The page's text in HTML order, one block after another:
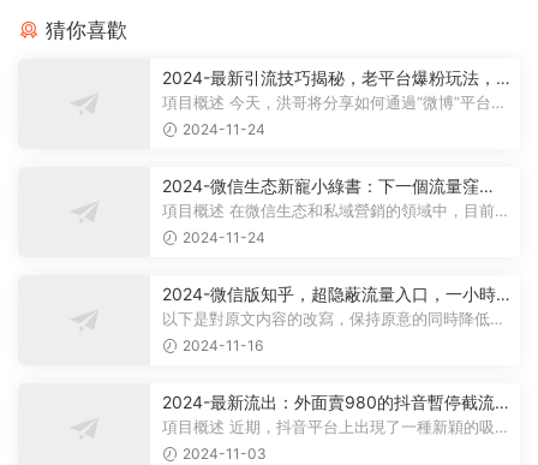
猜你喜歡
2024-最新引流技巧揭秘，老平台爆粉玩法，
單人單号日引300+創業粉，作品可直接被百度
收錄
項目概述 今天，洪哥将分享如何通過“微博”平台吸
引高質量的創業流量，這是我們工...
2024-11-24
2024-微信生态新寵小綠書：下一個流量窪
地，粉絲質量超高，日引500+精準創業粉，
項目概述 在微信生态和私域營銷的領域中，目前正
興起一股新的流量紅利和卓越的...
2024-11-24
2024-微信版知乎，超隐蔽流量入口，一小時
引流100人，粉絲質量超高
以下是對原文内容的改寫，保持原意的同時降低了
2024-11-16
2024-最新流出：外面賣980的抖音暫停截流
技術單條視頻安全引流創業粉300+
項目概述 近期，抖音平台上出現了一種新穎的吸引
流量的方法：當用戶暫停觀看視頻...
2024-11-03